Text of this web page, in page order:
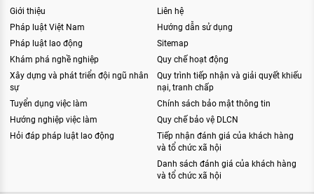
Giới thiệu
Pháp luật Việt Nam
Pháp luật lao động
Khám phá nghề nghiệp
Xây dựng và phát triển đội ngũ nhân
sự
Tuyển dụng việc làm
Hướng nghiệp việc làm
Hỏi đáp pháp luật lao động
Liên hệ
Hướng dẫn sử dụng
Sitemap
Quy chế hoạt động
Quy trình tiếp nhận và giải quyết khiếu
nại, tranh chấp
Chính sách bảo mật thông tin
Quy chế bảo vệ DLCN
Tiếp nhận đánh giá của khách hàng
và tổ chức xã hội
Danh sách đánh giá của khách hàng
và tổ chức xã hội